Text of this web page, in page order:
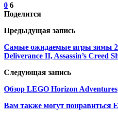
0 6
Поделится
Предыдущая запись
Самые ожидаемые игры зимы
Deliverance II, Assassin’s Creed
Следующая запись
Обзор LEGO Horizon Adventures
Вам также могут понравиться